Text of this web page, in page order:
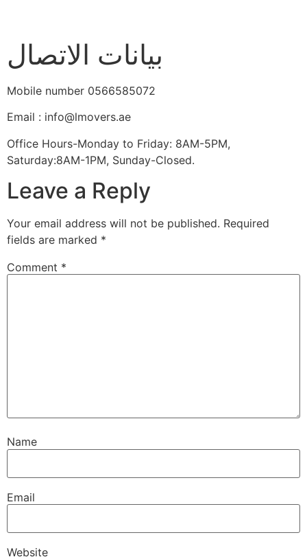
بيانات الاتصال
Mobile number 0566585072
Email : info@lmovers.ae
Office Hours-Monday to Friday: 8AM-5PM,
Saturday:8AM-1PM, Sunday-Closed.
Leave a Reply
Your email address will not be published. Required
fields are marked *
Comment *
Name
Email
Website